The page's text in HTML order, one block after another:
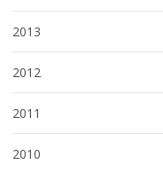
2013
2012
2011
2010